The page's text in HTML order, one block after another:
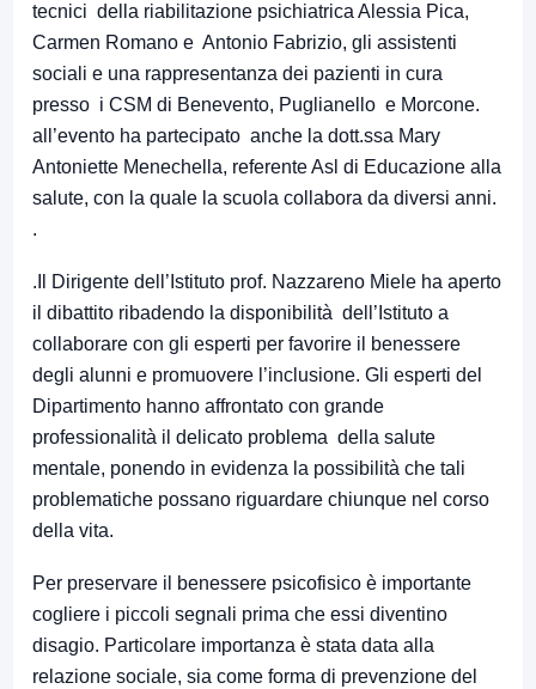
tecnici della riabilitazione psichiatrica Alessia Pica,
Carmen Romano e Antonio Fabrizio, gli assistenti
sociali e una rappresentanza dei pazienti in cura
presso i CSM di Benevento, Puglianello e Morcone.
all’evento ha partecipato anche la dott.ssa Mary
Antoniette Menechella, referente Asl di Educazione alla
salute, con la quale la scuola collabora da diversi anni.
.
.Il Dirigente dell’Istituto prof. Nazzareno Miele ha aperto
il dibattito ribadendo la disponibilità dell’Istituto a
collaborare con gli esperti per favorire il benessere
degli alunni e promuovere l’inclusione. Gli esperti del
Dipartimento hanno affrontato con grande
professionalità il delicato problema della salute
mentale, ponendo in evidenza la possibilità che tali
problematiche possano riguardare chiunque nel corso
della vita.
Per preservare il benessere psicofisico è importante
cogliere i piccoli segnali prima che essi diventino
disagio. Particolare importanza è stata data alla
relazione sociale, sia come forma di prevenzione del